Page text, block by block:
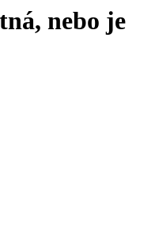
nebo je